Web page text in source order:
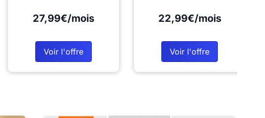
27,99€/mois
Voir l'offre
22,99€/mois
Voir l'offre